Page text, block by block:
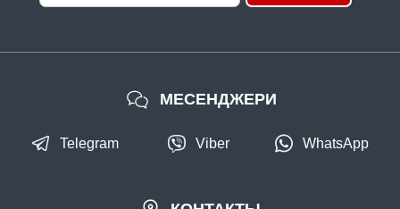
МЕСЕНДЖЕРИ
Telegram Viber WhatsApp